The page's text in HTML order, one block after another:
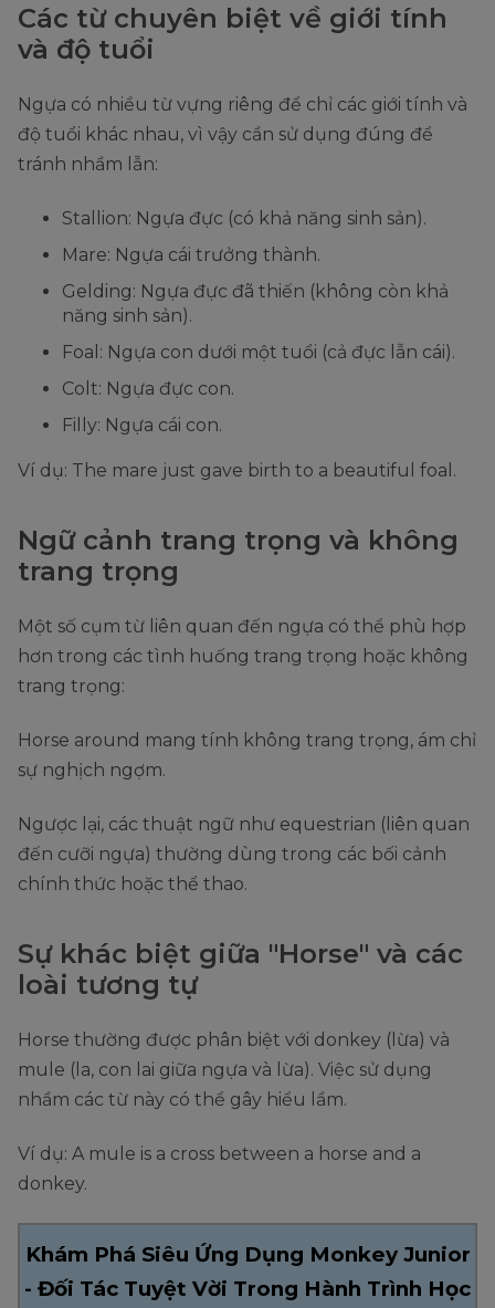
Các từ chuyên biệt về giới tính
và độ tuổi
Ngựa có nhiều từ vựng riêng để chỉ các giới tính và
độ tuổi khác nhau, vì vậy cần sử dụng đúng để
tránh nhầm lẫn:
Stallion: Ngựa đực (có khả năng sinh sản).
Mare: Ngựa cái trưởng thành.
Gelding: Ngựa đực đã thiến (không còn khả
năng sinh sản).
Foal: Ngựa con dưới một tuổi (cả đực lẫn cái).
Colt: Ngựa đực con.
Filly: Ngựa cái con.
Ví dụ: The mare just gave birth to a beautiful foal.
Ngữ cảnh trang trọng và không
trang trọng
Một số cụm từ liên quan đến ngựa có thể phù hợp
hơn trong các tình huống trang trọng hoặc không
trang trọng:
Horse around mang tính không trang trọng, ám chỉ
sự nghịch ngợm.
Ngược lại, các thuật ngữ như equestrian (liên quan
đến cưỡi ngựa) thường dùng trong các bối cảnh
chính thức hoặc thể thao.
Sự khác biệt giữa "Horse" và các
loài tương tự
Horse thường được phân biệt với donkey (lừa) và
mule (la, con lai giữa ngựa và lừa). Việc sử dụng
nhầm các từ này có thể gây hiểu lầm.
Ví dụ: A mule is a cross between a horse and a
donkey.
Khám Phá Siêu Ứng Dụng Monkey Junior
- Đối Tác Tuyệt Vời Trong Hành Trình Học